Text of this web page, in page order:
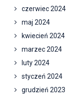
czerwiec 2024
maj 2024
kwiecień 2024
marzec 2024
luty 2024
styczeń 2024
grudzień 2023